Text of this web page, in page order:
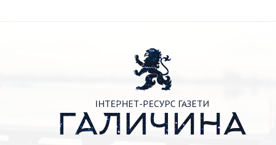

ІНТЕРНЕТ-РЕСУРС ГАЗЕТИ
ГАЛИЧИНА